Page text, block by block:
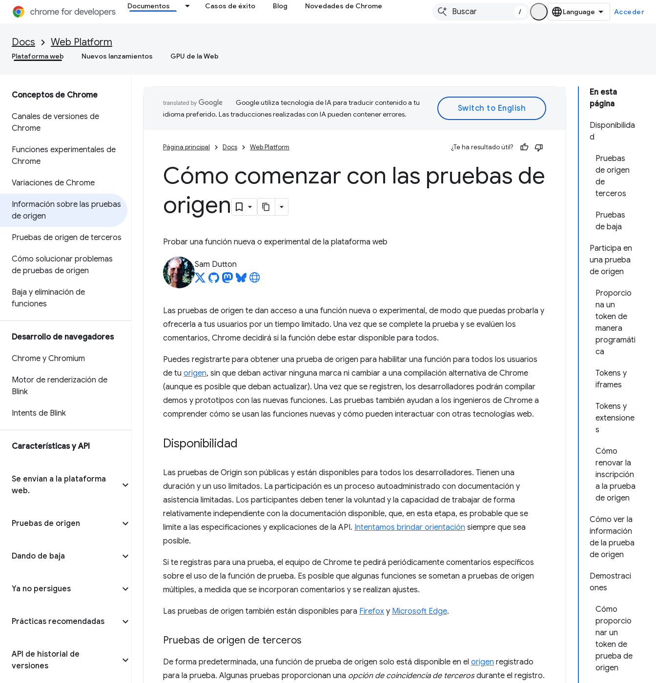
Documentos Casos de éxito Blog Novedades de Chrome
/ Acceder
Docs Web Platform
Plataforma web Nuevos lanzamientos GPU de la Web
Conceptos de Chrome
Canales de versiones de
Chrome
Funciones experimentales de
Chrome
Variaciones de Chrome
Información sobre las pruebas
de origen
Pruebas de origen de terceros
Cómo solucionar problemas
de pruebas de origen
Baja y eliminación de
funciones
Desarrollo de navegadores
Chrome y Chromium
Motor de renderización de
Blink
Intents de Blink
Características y API
Se envían a la plataforma
web.
Pruebas de origen
Dando de baja
Ya no persigues
Prácticas recomendadas
API de historial de
versiones
En esta
página
Disponibilida
d
Pruebas
de origen
de
terceros
Pruebas
de baja
Participa en
una prueba
de origen
Proporcio
na un
token de
manera
programáti
ca
Tokens y
iframes
Tokens y
extensione
s
Cómo
renovar la
inscripción
a la prueba
de origen
Cómo ver la
información
de la prueba
de origen
Demostraci
ones
Cómo
proporcio
nar un
token de
prueba de
origen
Google utiliza tecnología de IA para traducir contenido a tu
idioma preferido. Las traducciones realizadas con IA pueden contener errores.
Página principal Docs Web Platform ¿Te ha resultado útil?
Cómo comenzar con las pruebas de
origen
Probar una función nueva o experimental de la plataforma web
Sam Dutton
Las pruebas de origen te dan acceso a una función nueva o experimental, de modo que puedas probarla y
ofrecerla a tus usuarios por un tiempo limitado. Una vez que se complete la prueba y se evalúen los
comentarios, Chrome decidirá si la función debe estar disponible para todos.
Puedes registrarte para obtener una prueba de origen para habilitar una función para todos los usuarios
de tu origen, sin que deban activar ninguna marca ni cambiar a una compilación alternativa de Chrome
(aunque es posible que deban actualizar). Una vez que se registren, los desarrolladores podrán compilar
demos y prototipos con las nuevas funciones. Las pruebas también ayudan a los ingenieros de Chrome a
comprender cómo se usan las funciones nuevas y cómo pueden interactuar con otras tecnologías web.
Disponibilidad
Las pruebas de Origin son públicas y están disponibles para todos los desarrolladores. Tienen una
duración y un uso limitados. La participación es un proceso autoadministrado con documentación y
asistencia limitadas. Los participantes deben tener la voluntad y la capacidad de trabajar de forma
relativamente independiente con la documentación disponible, que, en esta etapa, es probable que se
limite a las especificaciones y explicaciones de la API. Intentamos brindar orientación siempre que sea
posible.
Si te registras para una prueba, el equipo de Chrome te pedirá periódicamente comentarios específicos
sobre el uso de la función de prueba. Es posible que algunas funciones se sometan a pruebas de origen
múltiples, a medida que se incorporan comentarios y se realizan ajustes.
Las pruebas de origen también están disponibles para Firefox y Microsoft Edge.
Pruebas de origen de terceros
De forma predeterminada, una función de prueba de origen solo está disponible en el origen registrado
para la prueba. Algunas pruebas proporcionan una opción de coincidencia de tercerosdurante el registro.